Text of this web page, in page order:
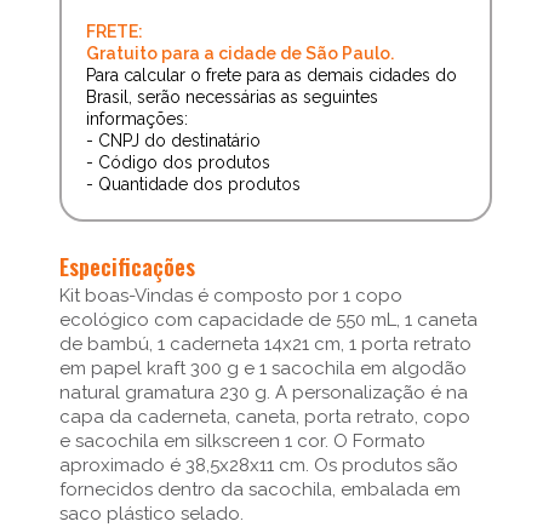
FRETE:
Gratuito para a cidade de São Paulo.
Para calcular o frete para as demais cidades do
Brasil, serão necessárias as seguintes
informações:
- CNPJ do destinatário
- Código dos produtos
- Quantidade dos produtos
Especificações
Kit boas-Vindas é composto por 1 copo
ecológico com capacidade de 550 mL, 1 caneta
de bambú, 1 caderneta 14x21 cm, 1 porta retrato
em papel kraft 300 g e 1 sacochila em algodão
natural gramatura 230 g. A personalização é na
capa da caderneta, caneta, porta retrato, copo
e sacochila em silkscreen 1 cor. O Formato
aproximado é 38,5x28x11 cm. Os produtos são
fornecidos dentro da sacochila, embalada em
saco plástico selado.